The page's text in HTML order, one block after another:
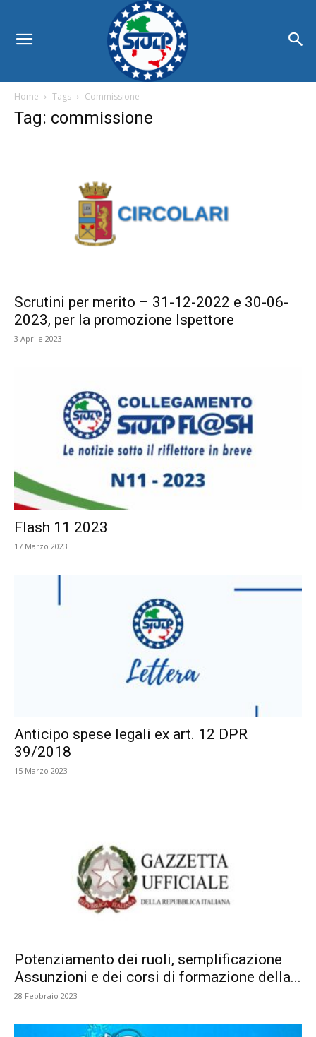
Home Tags Commissione
Tag: commissione
Scrutini per merito – 31-12-2022 e 30-06-
2023, per la promozione Ispettore
3 Aprile 2023
Flash 11 2023
17 Marzo 2023
Anticipo spese legali ex art. 12 DPR
39/2018
15 Marzo 2023
Potenziamento dei ruoli, semplificazione
Assunzioni e dei corsi di formazione della...
28 Febbraio 2023